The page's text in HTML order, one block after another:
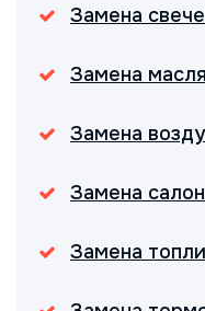
Замена
Замена
Замена
Замена
Замена